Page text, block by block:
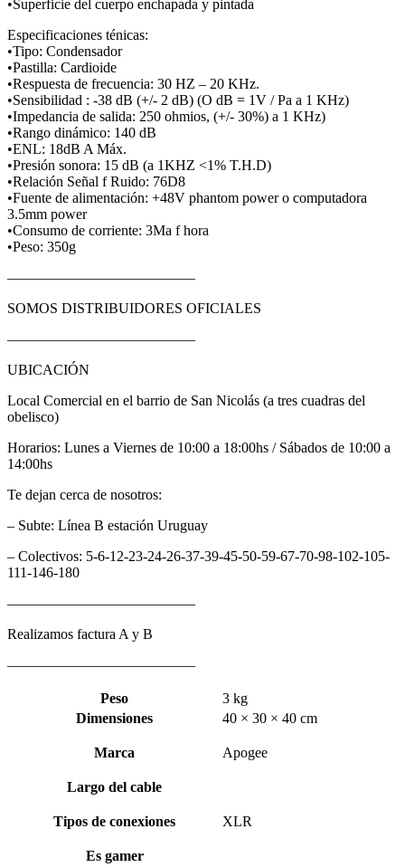
•Superficie del cuerpo enchapada y pintada
Especificaciones ténicas:
•Tipo: Condensador
•Pastilla: Cardioide
•Respuesta de frecuencia: 30 HZ – 20 KHz.
•Sensibilidad : -38 dB (+/- 2 dB) (O dB = 1V / Pa a 1 KHz)
•Impedancia de salida: 250 ohmios, (+/- 30%) a 1 KHz)
•Rango dinámico: 140 dB
•ENL: 18dB A Máx.
•Presión sonora: 15 dB (a 1KHZ <1% T.H.D)
•Relación Señal f Ruido: 76D8
•Fuente de alimentación: +48V phantom power o computadora
3.5mm power
•Consumo de corriente: 3Ma f hora
•Peso: 350g
—————————————
SOMOS DISTRIBUIDORES OFICIALES
—————————————
UBICACIÓN
Local Comercial en el barrio de San Nicolás (a tres cuadras del
obelisco)
Horarios: Lunes a Viernes de 10:00 a 18:00hs / Sábados de 10:00 a
14:00hs
Te dejan cerca de nosotros:
– Subte: Línea B estación Uruguay
– Colectivos: 5-6-12-23-24-26-37-39-45-50-59-67-70-98-102-105-
111-146-180
—————————————
Realizamos factura A y B
—————————————
Peso
3 kg
Dimensiones
40 × 30 × 40 cm
Marca Apogee
Largo del cable
Tipos de conexiones XLR
Es gamer